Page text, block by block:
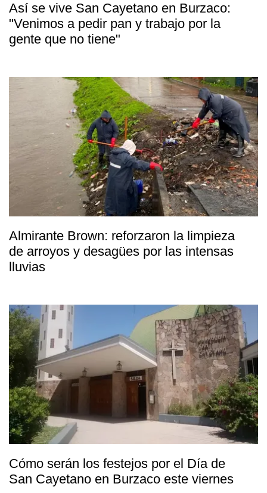
Así se vive San Cayetano en Burzaco:
"Venimos a pedir pan y trabajo por la
gente que no tiene"
Almirante Brown: reforzaron la limpieza
de arroyos y desagües por las intensas
lluvias
Cómo serán los festejos por el Día de
San Cayetano en Burzaco este viernes